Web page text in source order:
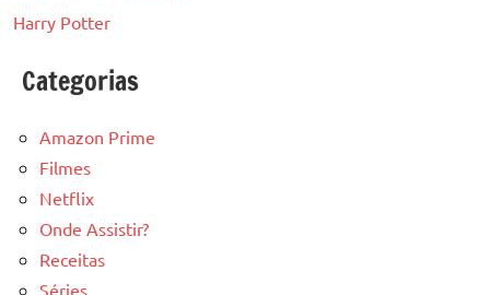
Harry Potter
Categorias
Amazon Prime
Filmes
Netflix
Onde Assistir?
Receitas
Séries